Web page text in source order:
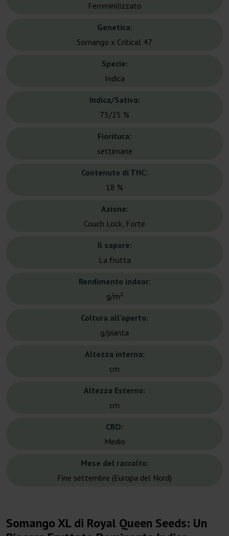
Femminilizzato
Genetica:
Somango x Critical 47
Specie:
Indica
Indica/Sativa:
75/25 %
Fioritura:
settimane
Contenuto di THC:
18 %
Azione:
Couch Lock, Forte
Il sapore:
La frutta
Rendimento indoor:
g/m²
Coltura all'aperto:
g/pianta
Altezza interna:
cm
Altezza Esterno:
cm
CBD:
Medio
Mese del raccolto:
Fine settembre (Europa del Nord)
Somango XL di Royal Queen Seeds: Un